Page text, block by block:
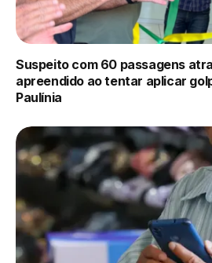
Suspeito com 60 passagens
apreendido ao tentar aplicar
Paulínia